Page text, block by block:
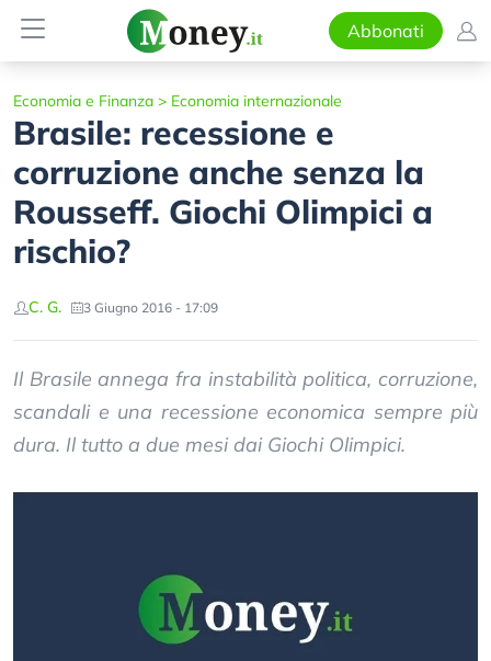
Abbonati
Economia e Finanza > Economia internazionale
Brasile: recessione e
corruzione anche senza la
Rousseff. Giochi Olimpici a
rischio?
C. G. 3 Giugno 2016 - 17:09
Il Brasile annega fra instabilità politica, corruzione,
scandali e una recessione economica sempre più
dura. Il tutto a due mesi dai Giochi Olimpici.